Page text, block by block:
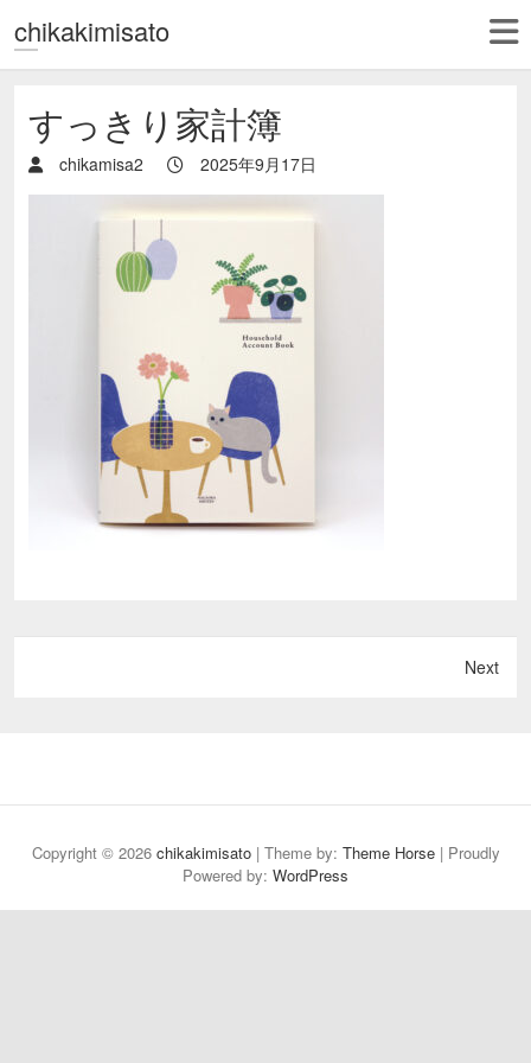
chikakimisato
すっきり家計簿
chikamisa2 2025年9月17日
Next
Copyright © 2026 chikakimisato| Theme by: Theme Horse| Proudly
Powered by: WordPress